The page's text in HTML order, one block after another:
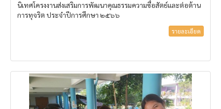
นิเทศโครงงานส่งเสริมการพัฒนาคุณธรรมความซื่อสัตย์และต่อต้าน
การทุจริต ประจำปีการศึกษา ๒๕๖๖
รายละเอียด